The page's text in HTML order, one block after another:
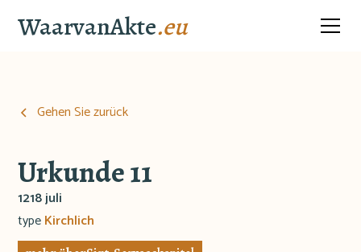
WaarvanAkte.eu
Gehen Sie zurück
Urkunde 11
1218 juli
typeKirchlich